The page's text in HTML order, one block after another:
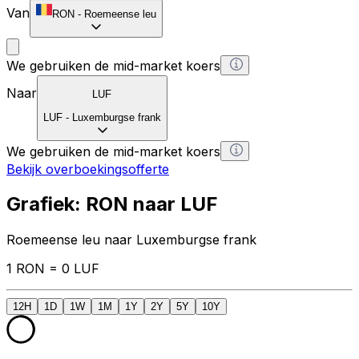
Van
RON - Roemeense leu
We gebruiken de mid-market koers
Naar
LUF
LUF - Luxemburgse frank
We gebruiken de mid-market koers
Bekijk overboekingsofferte
Grafiek: RON naar LUF
Roemeense leu naar Luxemburgse frank
1 RON = 0 LUF
12H 1D 1W 1M 1Y 2Y 5Y 10Y